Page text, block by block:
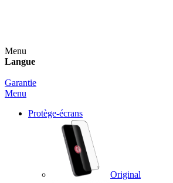
Menu
Langue
Garantie
Menu
Protège-écrans
Original